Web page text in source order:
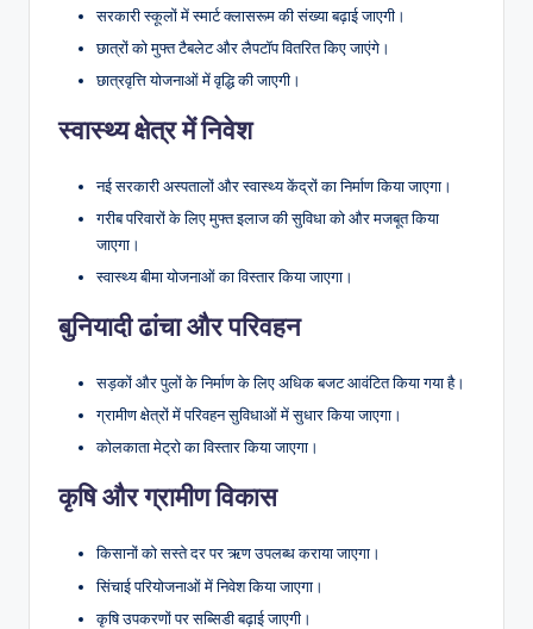
सरकारी स्कूलों में स्मार्ट क्लासरूम की संख्या बढ़ाई जाएगी।
छात्रों को मुफ्त टैबलेट और लैपटॉप वितरित किए जाएंगे।
छात्रवृत्ति योजनाओं में वृद्धि की जाएगी।
स्वास्थ्य क्षेत्र में निवेश
नई सरकारी अस्पतालों और स्वास्थ्य केंद्रों का निर्माण किया जाएगा।
गरीब परिवारों के लिए मुफ्त इलाज की सुविधा को और मजबूत किया
जाएगा।
स्वास्थ्य बीमा योजनाओं का विस्तार किया जाएगा।
बुनियादी ढांचा और परिवहन
सड़कों और पुलों के निर्माण के लिए अधिक बजट आवंटित किया गया है।
ग्रामीण क्षेत्रों में परिवहन सुविधाओं में सुधार किया जाएगा।
कोलकाता मेट्रो का विस्तार किया जाएगा।
कृषि और ग्रामीण विकास
किसानों को सस्ते दर पर ऋण उपलब्ध कराया जाएगा।
सिंचाई परियोजनाओं में निवेश किया जाएगा।
कृषि उपकरणों पर सब्सिडी बढ़ाई जाएगी।